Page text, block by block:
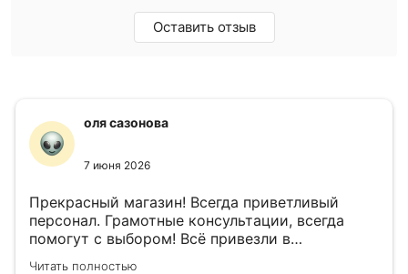
Оставить отзыв
оля сазонова
7 июня 2026
Прекрасный магазин! Всегда приветливый
персонал. Грамотные консультации, всегда
помогут с выбором! Всё привезли в
назначенный день!
Читать полностью